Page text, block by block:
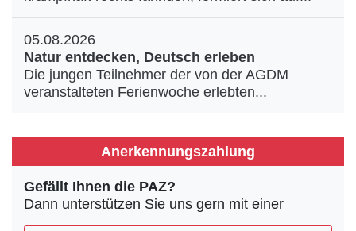
05.08.2026
Natur entdecken, Deutsch erleben
Die jungen Teilnehmer der von der AGDM
veranstalteten Ferienwoche erlebten...
Anerkennungszahlung
Gefällt Ihnen die PAZ?
Dann unterstützen Sie uns gern mit einer